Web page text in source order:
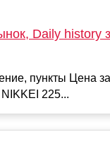
Daily history
пункты Цена
225...